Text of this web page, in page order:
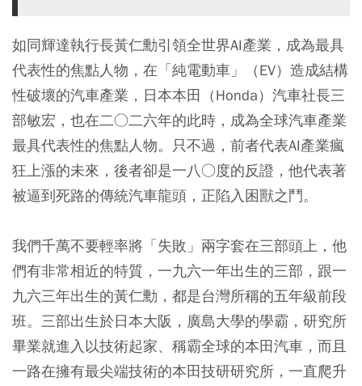
如同輝達執行長黃仁勳引領全世界AI產業，成為最具
代表性的焦點人物，在「純電動車」（EV）造成結構
性破壞的汽車產業，日本本田（Honda）汽車社長三
部敏宏，也在二○二六年的此時，成為全球汽車產業
最具代表性的焦點人物。只不過，前者代表AI產業瘋
狂上漲的未來，後者卻是一八○度的反證，他代表著
被逼到死路的傳統汽車龍頭，正陷入困獸之鬥。
我們千萬不要輕率將「失敗」兩字套在三部頭上，他
們有非常相近的特質，一九六一年出生的三部，跟一
九六三年出生的黃仁勳，都是台灣所稱的五年級前段
班。三部出生於日本大阪，廣島大學的學霸，研究所
畢業就進入以技術起家、稱霸全球的本田汽車，而且
一路在擁有最尖端技術的本田技研研究所，一直爬升